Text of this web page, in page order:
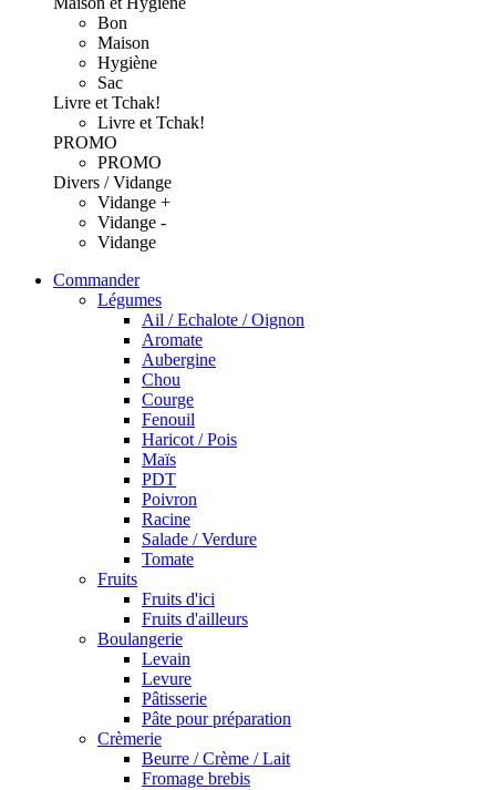
Bon
Maison
Hygiène
Sac
Livre et Tchak!
Livre et Tchak!
PROMO
PROMO
Divers / Vidange
Vidange +
Vidange -
Vidange
Commander
Légumes
Ail / Echalote / Oignon
Aromate
Aubergine
Chou
Courge
Fenouil
Haricot / Pois
Maïs
PDT
Poivron
Racine
Salade / Verdure
Tomate
Fruits
Fruits d'ici
Fruits d'ailleurs
Boulangerie
Levain
Levure
Pâtisserie
Pâte pour préparation
Crèmerie
Beurre / Crème / Lait
Fromage brebis